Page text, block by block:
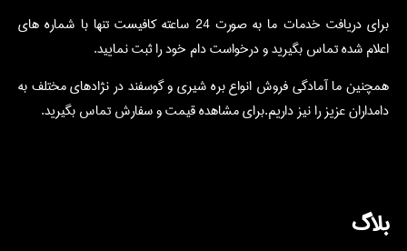
برای دریافت خدمات ما به صورت 24 ساعته کافیست تنها با شماره های
اعلام شده تماس بگیرید و درخواست دام خود را ثبت نمایید.
همچنین ما آمادگی فروش انواع بره شیری و گوسفند در نژادهای مختلف به
دامداران عزیز را نیز داریم.برای مشاهده قیمت و سفارش تماس بگیرید.
بلاگ